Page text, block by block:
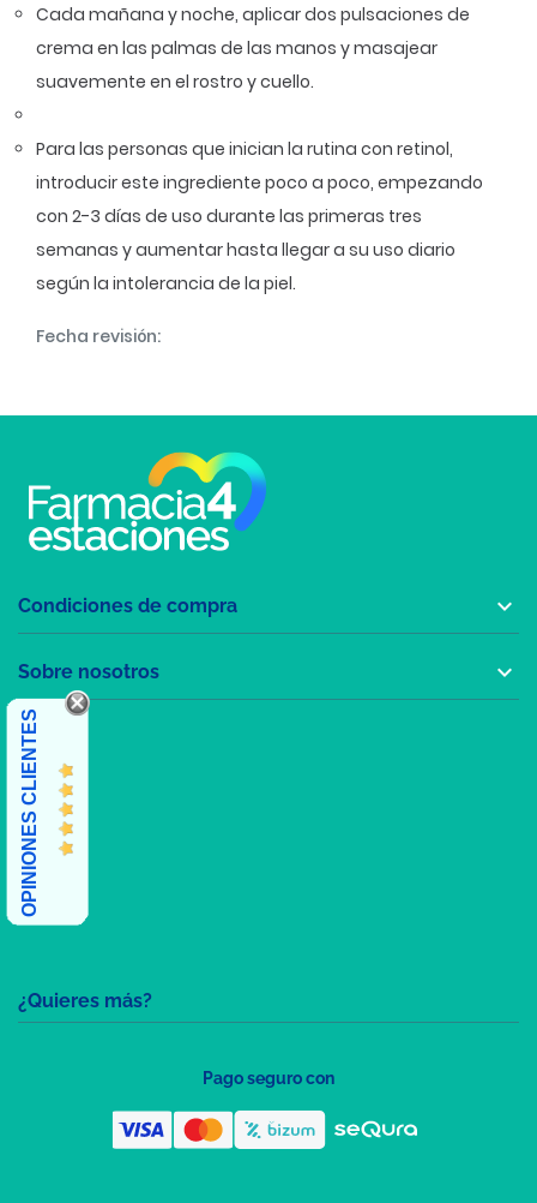
Cada mañana y noche, aplicar dos pulsaciones de
crema en las palmas de las manos y masajear
suavemente en el rostro y cuello.
Para las personas que inician la rutina con retinol,
introducir este ingrediente poco a poco, empezando
con 2-3 días de uso durante las primeras tres
semanas y aumentar hasta llegar a su uso diario
según la intolerancia de la piel.
Fecha revisión:
¿Quieres más?
Condiciones de compra 
Sobre nosotros 
OPINIONES CLIENTES
Pago seguro con